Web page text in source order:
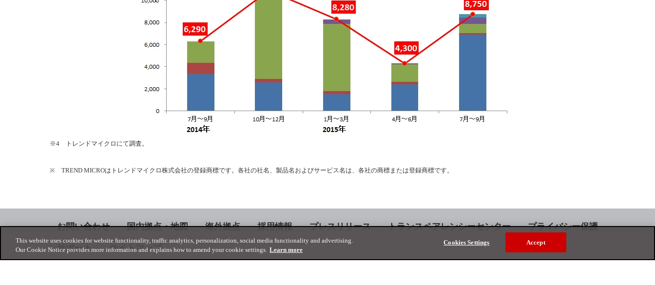
※4 トレンドマイクロにて調査。
※ TREND MICROはトレンドマイクロ株式会社の登録商標です。各社の社名、製品名およびサービス名は、各社の商標または登録商標です。
お問い合わせ 国内拠点・地図 海外拠点 採用情報 プレスリリース トランスペアレンシーセンター プライバシー保護
サポート サイトマップ
This website uses cookies for website functionality, traffic analytics, personalization, social media functionality and advertising.
Our Cookie Notice provides more information and explains how to amend your cookie settings. Learn more
Cookies Settings Accept